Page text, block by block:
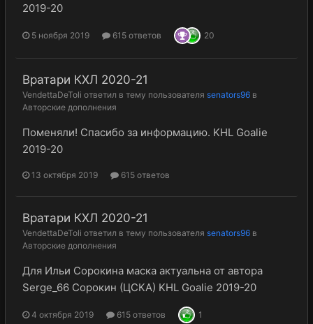
2019-20
5 ноября 2019 615 ответов 20
Вратари КХЛ 2020-21
VendettaDeToli ответил в тему пользователя senators96 в
Авторские дополнения
Поменяли! Спасибо за информацию. KHL Goalie
2019-20
13 октября 2019 615 ответов
Вратари КХЛ 2020-21
VendettaDeToli ответил в тему пользователя senators96 в
Авторские дополнения
Для Ильи Сорокина маска актуальна от автора
Serge_66 Сорокин (ЦСКА) KHL Goalie 2019-20
4 октября 2019 615 ответов 1